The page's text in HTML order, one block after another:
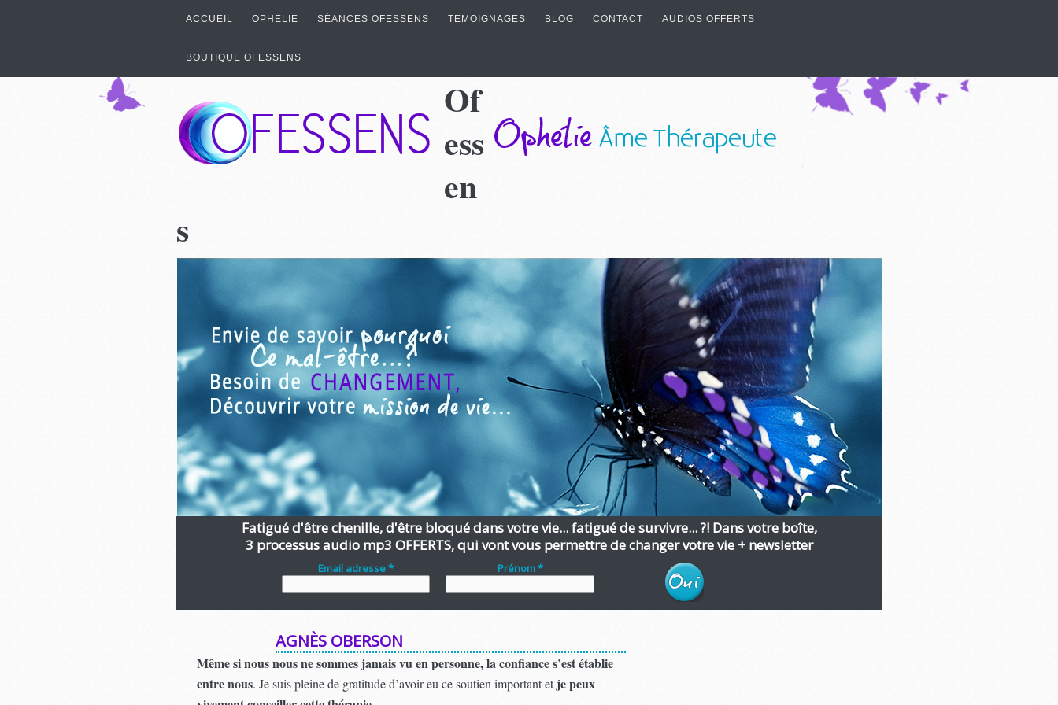
ACCUEIL OPHELIE SÉANCES OFESSENS TEMOIGNAGES BLOG CONTACT AUDIOS OFFERTS
BOUTIQUE OFESSENS
Of
ess
en
s
Fatigué d'être chenille, d'être bloqué dans votre vie... fatigué de survivre... ?! Dans votre boîte,
3 processus audio mp3 OFFERTS, qui vont vous permettre de changer votre vie + newsletter
Email adresse * Prénom *
AGNÈS OBERSON
Même si nous nous ne sommes jamais vu en personne, la confiance s’est établie
entre nous. Je suis pleine de gratitude d’avoir eu ce soutien important etje peux